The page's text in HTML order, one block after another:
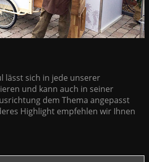
lässt sich in jede unserer
und kann auch in seiner
dem Thema angepasst
Highlight empfehlen wir Ihnen